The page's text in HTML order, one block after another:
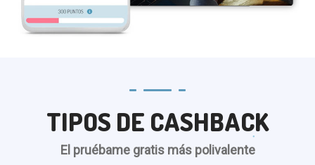
TIPOS DE CASHBACK
El pruébame gratis más polivalente